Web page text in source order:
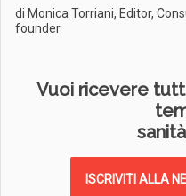
di Monica Torriani, Editor,
founder
Vuoi ricevere
ISCRIVITI ALLA